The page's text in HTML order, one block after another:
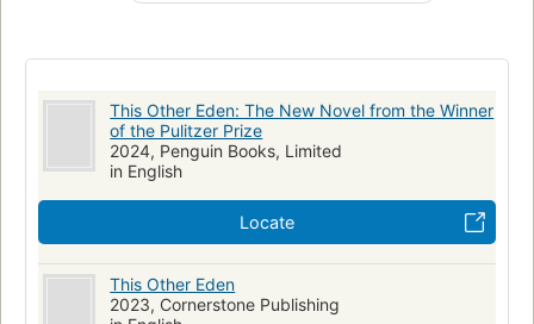
This Other Eden: The New Novel from the Winner
of the Pulitzer Prize
2024, Penguin Books, Limited
in English
Locate
This Other Eden
2023, Cornerstone Publishing